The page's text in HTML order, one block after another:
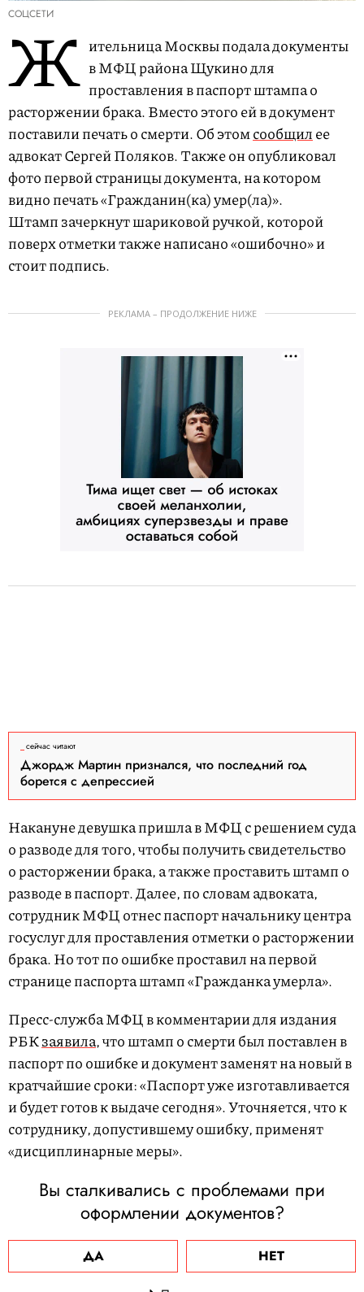
СОЦСЕТИ
Ж ительница Москвы подала документы
в МФЦ района Щукино для
проставления в паспорт штампа о
расторжении брака. Вместо этого ей в документ
поставили печать о смерти. Об этомсообщилее
адвокат Сергей Поляков. Также он опубликовал
фото первой страницы документа, на котором
видно печать «Гражданин(ка) умер(ла)».
Штамп зачеркнут шариковой ручкой, которой
поверх отметки также написано «ошибочно» и
стоит подпись.
РЕКЛАМА – ПРОДОЛЖЕНИЕ НИЖЕ
сейчас читают
Джордж Мартин признался, что последний год
борется с депрессией
Накануне девушка пришла в МФЦ с решением суда
о разводе для того, чтобы получить свидетельство
о расторжении брака, а также проставить штамп о
разводе в паспорт. Далее, по словам адвоката,
сотрудник МФЦ отнес паспорт начальнику центра
госуслуг для проставления отметки о расторжении
брака. Но тот по ошибке проставил на первой
странице паспорта штамп «Гражданка умерла».
Пресс-служба МФЦ в комментарии для издания
РБКзаявила, что штамп о смерти был поставлен в
паспорт по ошибке и документ заменят на новый в
кратчайшие сроки: «Паспорт уже изготавливается
и будет готов к выдаче сегодня». Уточняется, что к
сотруднику, допустившему ошибку, применят
«дисциплинарные меры».
Вы сталкивались с проблемами при
оформлении документов?
ДА НЕТ